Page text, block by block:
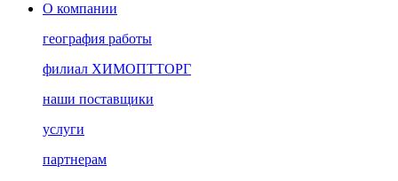
О компании
география работы
филиал ХИМОПТТОРГ
наши поставщики
услуги
партнерам